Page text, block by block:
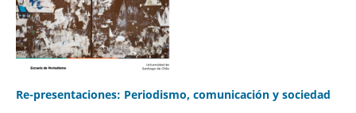
Re-presentaciones: Periodismo, comunicación y sociedad